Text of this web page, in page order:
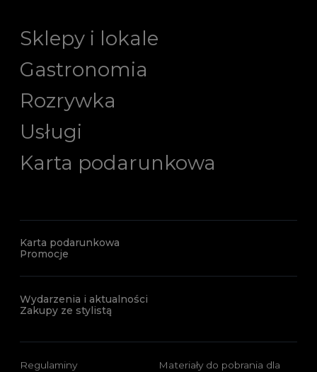
Sklepy i lokale
Gastronomia
Rozrywka
Usługi
Karta podarunkowa
Karta podarunkowa
Promocje
Wydarzenia i aktualności
Zakupy ze stylistą
Regulaminy
Materiały do pobrania dla